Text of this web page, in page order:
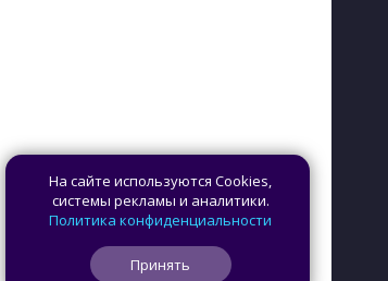
На сайте используются Cookies,
системы рекламы и аналитики.
Политика конфиденциальности
Принять